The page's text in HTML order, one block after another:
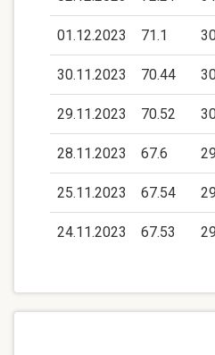
01.12.2023 71.1
30.11.2023 70.44
29.11.2023 70.52
28.11.2023 67.6
25.11.2023 67.54
24.11.2023 67.53